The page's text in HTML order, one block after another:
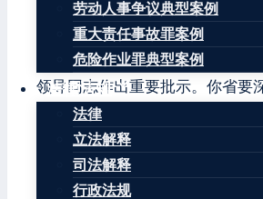
劳动人事争议典型案例
重大责任事故罪案例
危险作业罪典型案例
法律法规
法律
立法解释
司法解释
行政法规
湖北省人民政府：
2021年6月13日，十堰市张湾
领导同志作出重要批示。你省要
《重大事故查处挂牌督办办
省要依照《生产安全事故报告和
告报国务院安委会办公室审核